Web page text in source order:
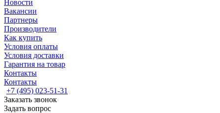
Новости
Вакансии
Партнеры
Производители
Как купить
Условия оплаты
Условия доставки
Гарантия на товар
Контакты
Контакты
+7 (495) 023-51-31
Заказать звонок
Задать вопрос